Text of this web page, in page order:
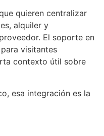
quieren centralizar
alquiler y
El soporte en
visitantes
contexto útil sobre
esa integración es la